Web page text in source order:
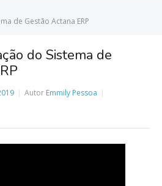
de Gestão Actana ERP
do Sistema de
Autor Emmily Pessoa